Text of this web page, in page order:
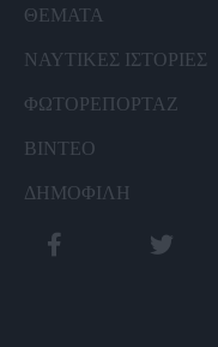
ΘΕΜΑΤΑ
ΝΑΥΤΙΚΕΣ ΙΣΤΟΡΙΕΣ
ΦΩΤΟΡΕΠΟΡΤΑΖ
ΒΙΝΤΕΟ
ΔΗΜΟΦΙΛΗ